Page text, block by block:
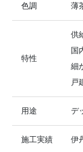
色調 薄
特性
供
国
細
戸
用途 デ
施工実績 伊